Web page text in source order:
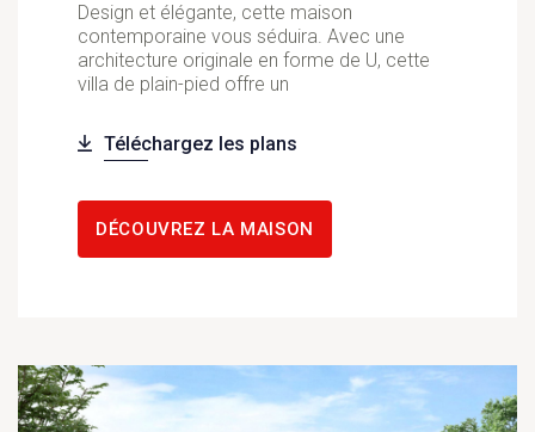
Design et élégante, cette maison
contemporaine vous séduira. Avec une
architecture originale en forme de U, cette
villa de plain-pied offre un
Téléchargez les plans
DÉCOUVREZ LA MAISON